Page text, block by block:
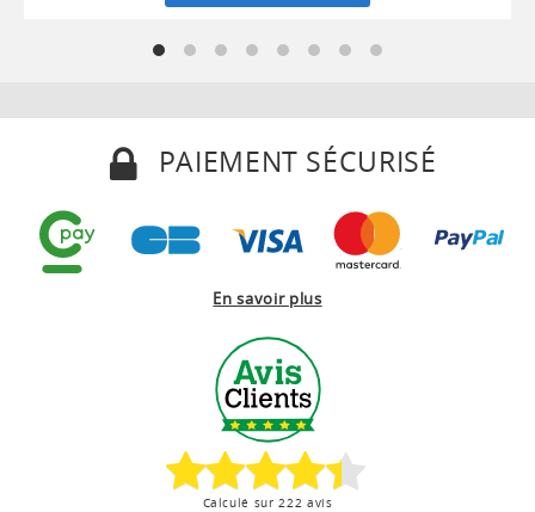
PAIEMENT SÉCURISÉ
En savoir plus
Calculé sur 222 avis